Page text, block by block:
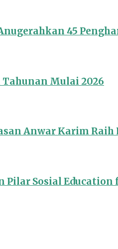
45
Tahunan Mulai 2026
Anwar Karim
Pilar Sosial Education